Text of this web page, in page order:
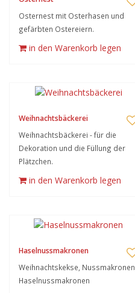
Osternest mit Osterhasen und
gefärbten Ostereiern.
in den Warenkorb legen
Weihnachtsbäckerei
Weihnachtsbäckerei - für die
Dekoration und die Füllung der
Plätzchen.
in den Warenkorb legen
Haselnussmakronen
Weihnachtskekse, Nussmakronen,
Haselnussmakronen